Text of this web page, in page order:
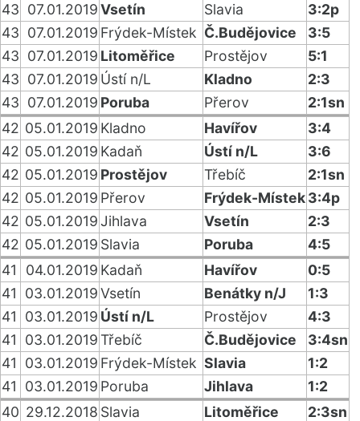
43 07.01.2019Vsetín Slavia
3:2p
43 07.01.2019 Frýdek-Místek Č.Budějovice
3:5
43 07.01.2019 Litoměřice Prostějov
5:1
43 07.01.2019 Ústí n/L Kladno
2:3
43 07.01.2019 Poruba Přerov
2:1sn
42 05.01.2019 Kladno Havířov
3:4
42 05.01.2019 Kadaň Ústí n/L
3:6
42 05.01.2019 Prostějov Třebíč
2:1sn
42 05.01.2019 Přerov Frýdek-Místek3:4p
42 05.01.2019Jihlava Vsetín
2:3
42 05.01.2019 Slavia Poruba
4:5
41
04.01.2019 Kadaň Havířov
0:5
41
03.01.2019Vsetín Benátky n/J
1:3
41
03.01.2019 Ústí n/L Prostějov
4:3
41
03.01.2019Třebíč Č.Budějovice
3:4sn
41
03.01.2019 Frýdek-Místek Slavia
1:2
41
03.01.2019 Poruba Jihlava
1:2
40 29.12.2018 Slavia Litoměřice
2:3sn